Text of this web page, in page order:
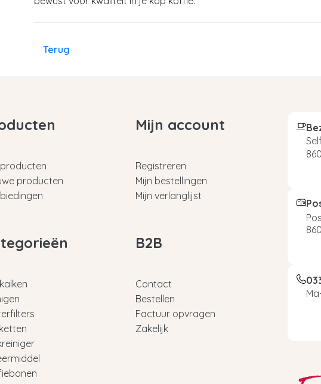
Terug
producten
Mijn account
Registreren
Mijn bestellingen
Mijn verlanglijst
B2B
Contact
Bestellen
Factuur opvragen
Zakelijk